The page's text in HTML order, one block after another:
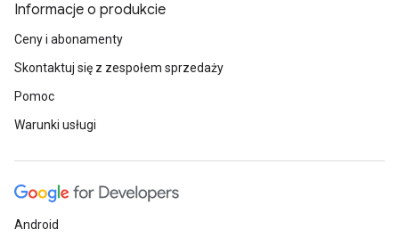
Informacje o produkcie
Ceny i abonamenty
Skontaktuj się z zespołem sprzedaży
Pomoc
Warunki usługi
Android